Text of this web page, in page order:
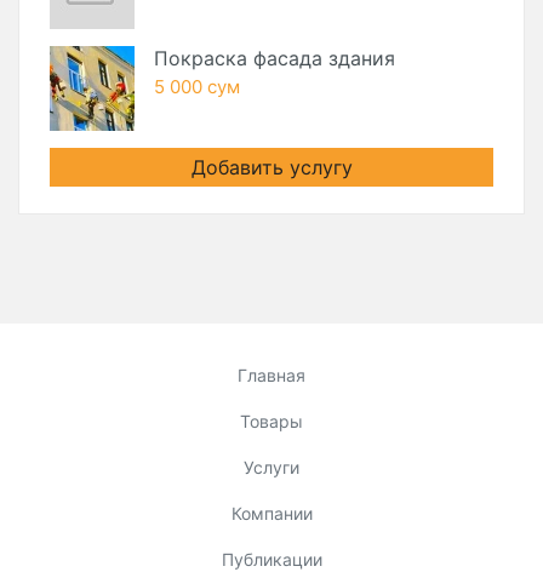
Покраска фасада здания
5 000 сум
Добавить услугу
Главная
Товары
Услуги
Компании
Публикации